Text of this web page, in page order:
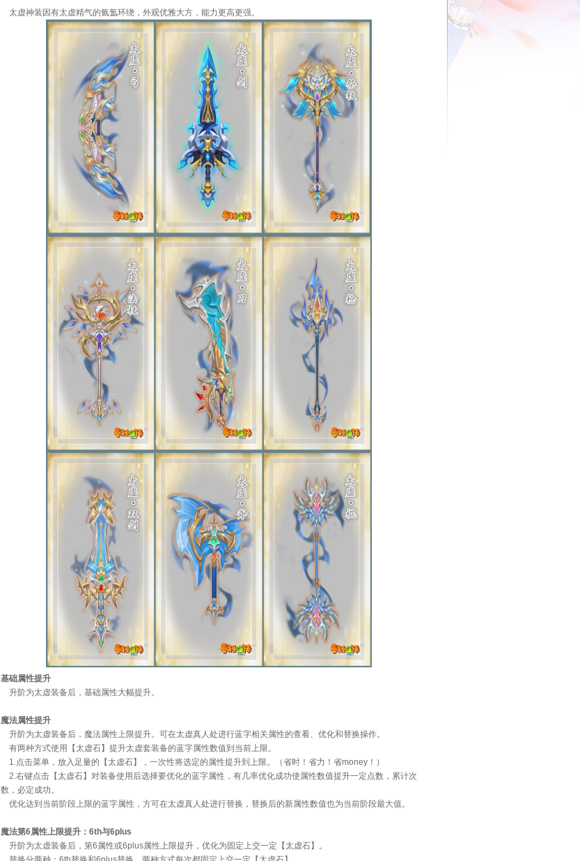
太虚神装因有太虚精气的氤氲环绕，外观优雅大方，能力更高更强。
基础属性提升
升阶为太虚装备后，基础属性大幅提升。
魔法属性提升
升阶为太虚装备后，魔法属性上限提升。可在太虚真人处进行蓝字相关属性的查看、优化和替换操作。
有两种方式使用【太虚石】提升太虚套装备的蓝字属性数值到当前上限。
1.点击菜单，放入足量的【太虚石】，一次性将选定的属性提升到上限。（省时！省力！省money！）
2.右键点击【太虚石】对装备使用后选择要优化的蓝字属性，有几率优化成功使属性数值提升一定点数，累计次
数，必定成功。
优化达到当前阶段上限的蓝字属性，方可在太虚真人处进行替换，替换后的新属性数值也为当前阶段最大值。
魔法第6属性上限提升：6th与6plus
升阶为太虚装备后，第6属性或6plus属性上限提升，优化为固定上交一定【太虚石】。